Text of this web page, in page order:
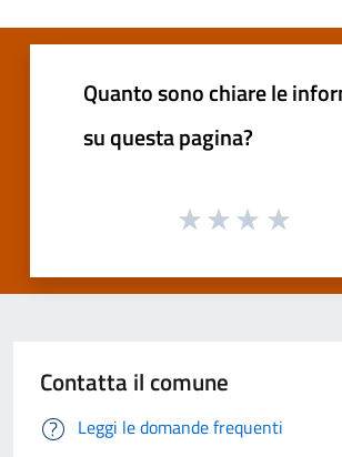
Quanto sono chiare le
su questa pagina?
Contatta il comune
Leggi le domande frequenti